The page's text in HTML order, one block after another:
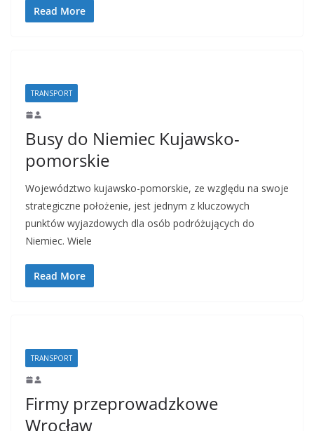
Read More
TRANSPORT
Busy do Niemiec Kujawsko-
pomorskie
Województwo kujawsko-pomorskie, ze względu na swoje
strategiczne położenie, jest jednym z kluczowych
punktów wyjazdowych dla osób podróżujących do
Niemiec. Wiele
Read More
TRANSPORT
Firmy przeprowadzkowe
Wrocław